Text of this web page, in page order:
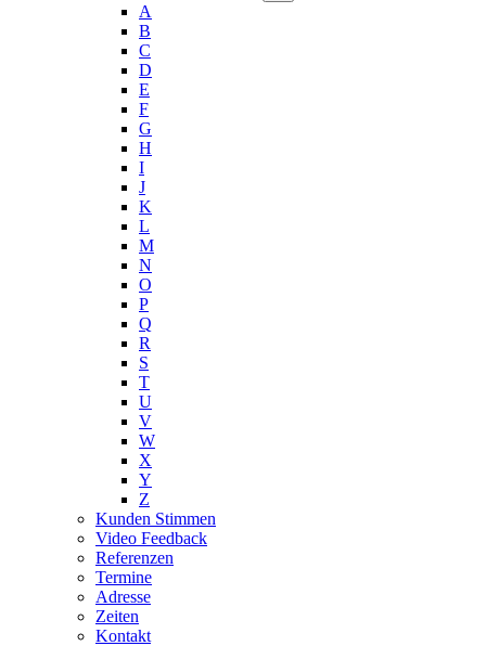
A
B
C
D
E
F
G
H
I
J
K
L
M
N
O
P
Q
R
S
T
U
V
W
X
Y
Z
Kunden Stimmen
Video Feedback
Referenzen
Termine
Adresse
Zeiten
Kontakt